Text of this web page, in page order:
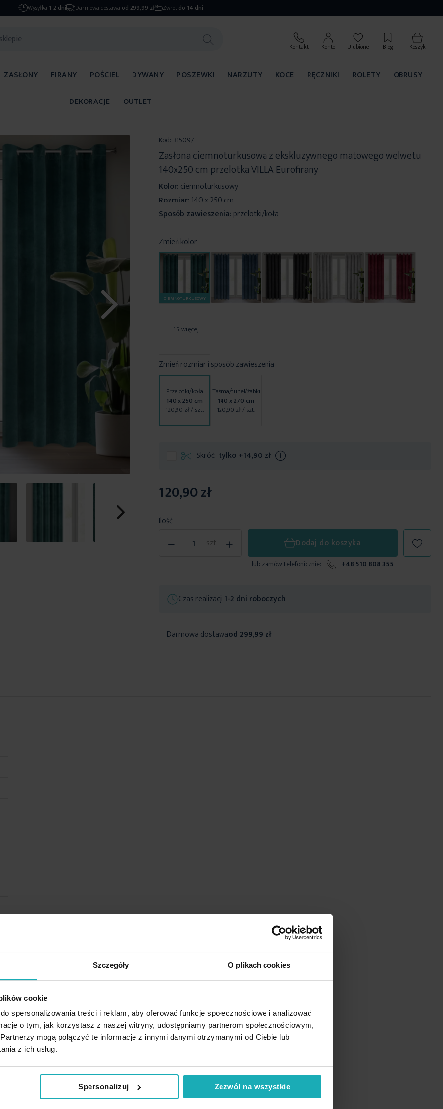
Szczegóły O plikach cookies
cookie
spersonalizowania treści i reklam, aby oferować funkcje społecznościowe i analizować
o tym, jak korzystasz z naszej witryny, udostępniamy partnerom społecznościowym,
mogą połączyć te informacje z innymi danymi otrzymanymi od Ciebie lub
z ich usług.
Spersonalizuj Zezwól na wszystkie
Wysyłka 1-2 dni Darmowa dostawa od 299,99 zł Zwrot do 14 dni
Kontakt Konto Ulubione Blog Koszyk
ZASŁONY FIRANY POŚCIEL DYWANY POSZEWKI NARZUTY KOCE RĘCZNIKI ROLETY
OBRUSY
DEKORACJE
OUTLET
Kod: 315097
Zasłona ciemnoturkusowa z ekskluzywnego matowego welwetu
140x250 cm przelotka VILLA Eurofirany
Kolor:ciemnoturkusowy
Rozmiar:140 x 250 cm
Sposób zawieszenia:przelotki/koła
Zmień kolor
CIEMNOTURKUSOWY
+15 więcej
Zmień rozmiar i sposób zawieszenia
Przelotki/koła
140 x 250 cm
120,90 zł/ szt.
Taśma/tunel/żabki
140 x 270 cm
120,90 zł/ szt.
Skróć tylko+14,90 zł
Info
Ilość
- szt. +
120,90 zł
Dodaj do koszyka
lub zamów telefonicznie: +48 510 808 355
Czas realizacji1-2 dni roboczych
Darmowa dostawaod 299,99 zł